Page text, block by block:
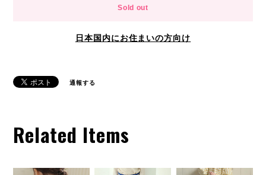
Sold out
日本国内にお住まいの方向け
通報する
Related Items